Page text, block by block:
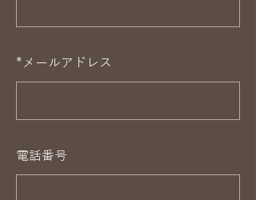
* メールアドレス
電話番号